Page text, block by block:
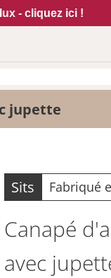
- cliquez ici !
jupette
Sits Fabriqué
Canapé
avec